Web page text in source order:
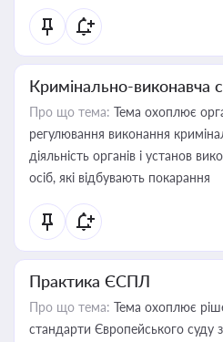
Кримінально-виконавча
Про що тема: Тема охоплює
регулювання виконання
діяльність органів і установ
осіб, які відбувають покарання
Практика ЄСПЛ
Про що тема: Тема охоплює
стандарти Європейського суду